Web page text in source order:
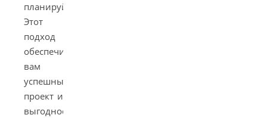
планируйте.
Этот
подход
обеспечит
вам
успешный
проект и
выгодное